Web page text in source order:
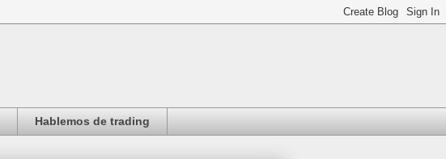
Hablemos de trading